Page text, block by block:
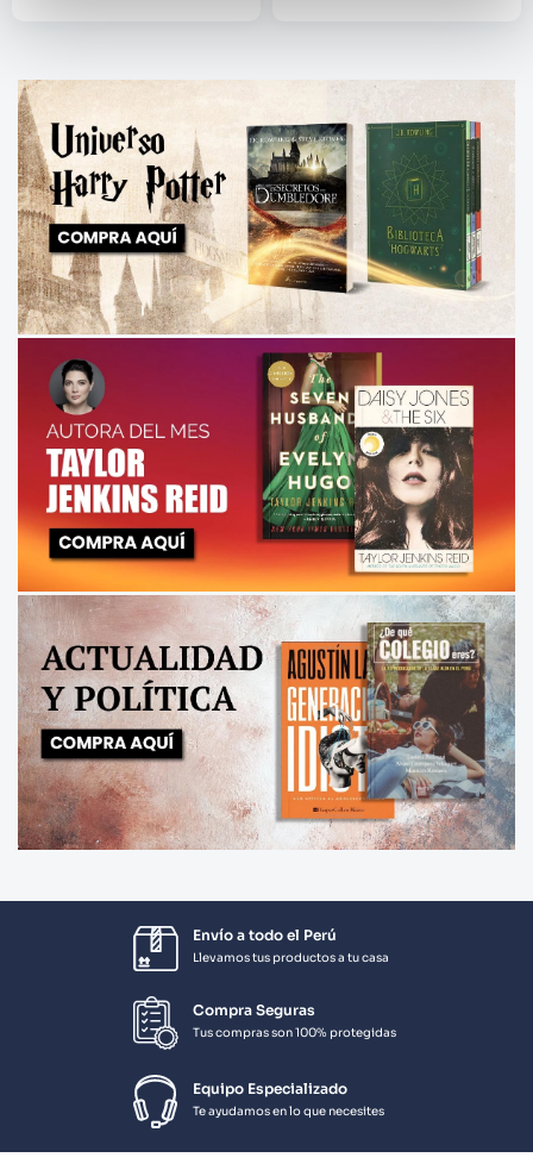
Envío a todo el Perú
Llevamos tus productos a tu casa
Compra Seguras
Tus compras son 100% protegidas
Equipo Especializado
Te ayudamos en lo que necesites